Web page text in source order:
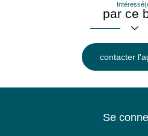
par ce
contacter
Se